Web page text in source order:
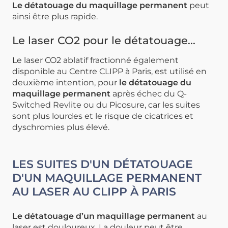
Le détatouage du maquillage permanent peut
ainsi être plus rapide.
Le laser CO2 pour le détatouage...
Le laser CO2 ablatif fractionné également
disponible au Centre CLIPP à Paris, est utilisé en
deuxième intention, pour le détatouage du
maquillage permanent après échec du Q-
Switched Revlite ou du Picosure, car les suites
sont plus lourdes et le risque de cicatrices et
dyschromies plus élevé.
LES SUITES D'UN DÉTATOUAGE
D'UN MAQUILLAGE PERMANENT
AU LASER AU CLIPP À PARIS
Le détatouage d’un maquillage permanent au